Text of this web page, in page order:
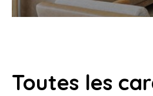
Toutes les